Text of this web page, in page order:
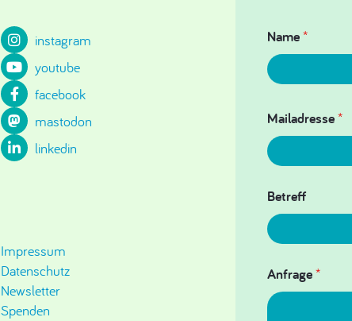
instagram
youtube
facebook
mastodon
linkedin
Impressum
Datenschutz
Newsletter
Spenden
Name*
Mailadresse*
Betreff
Anfrage*